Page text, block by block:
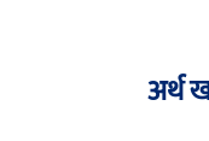
अर्थ